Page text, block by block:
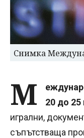
Снимка
М
20 до 25
игрални,
съпътстваща